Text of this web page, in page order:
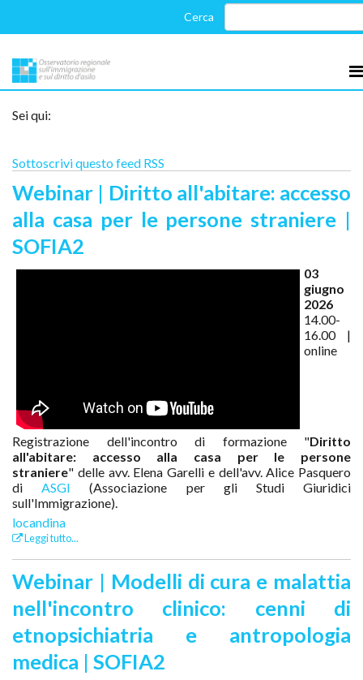
Sei qui:
Sottoscrivi questo feed RSS
Webinar | Diritto all'abitare: accesso
alla casa per le persone straniere |
SOFIA2
03
giugno
2026
14.00-
16.00 |
online
Registrazione dell'incontro di formazione "Diritto
all'abitare: accesso alla casa per le persone
straniere" delle avv. Elena Garelli e dell'avv. Alice Pasquero
diASGI(Associazione per gli Studi Giuridici
sull'Immigrazione).
locandina
Leggi tutto...
Webinar | Modelli di cura e malattia
nell'incontro clinico: cenni di
etnopsichiatria e antropologia
medica | SOFIA2